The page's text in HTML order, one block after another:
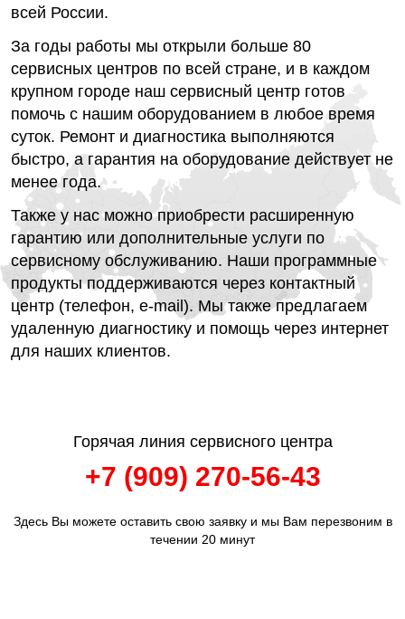
всей России.
За годы работы мы открыли больше 80
сервисных центров по всей стране, и в каждом
крупном городе наш сервисный центр готов
помочь с нашим оборудованием в любое время
суток. Ремонт и диагностика выполняются
быстро, а гарантия на оборудование действует не
менее года.
Также у нас можно приобрести расширенную
гарантию или дополнительные услуги по
сервисному обслуживанию. Наши программные
продукты поддерживаются через контактный
центр (телефон, e-mail). Мы также предлагаем
удаленную диагностику и помощь через интернет
для наших клиентов.
Горячая линия сервисного центра
+7 (909) 270-56-43
Здесь Вы можете оставить свою заявку и мы Вам перезвоним в
течении 20 минут